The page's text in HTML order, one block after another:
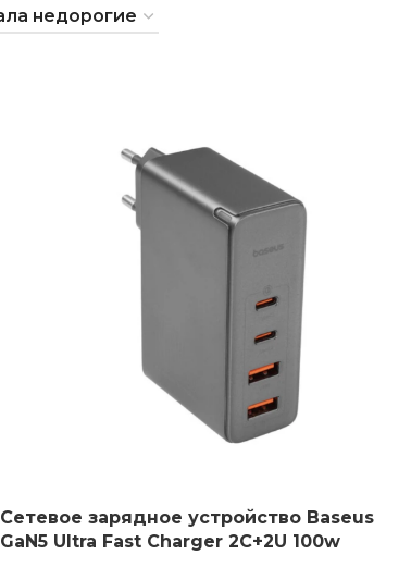
Сетевое зарядное устройство Baseus
GaN5 Ultra Fast Charger 2C+2U 100w